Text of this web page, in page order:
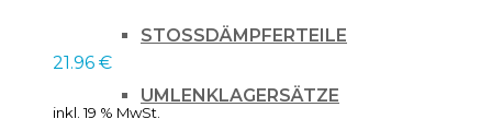
STOSSDÄMPFERTEILE
UMLENKLAGERSÄTZE
21.96 €
inkl. 19 % MwSt.